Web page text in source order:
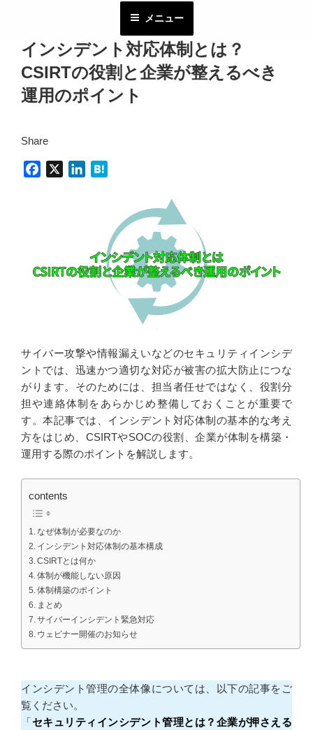
メニュー
インシデント対応体制とは？
CSIRTの役割と企業が整えるべき
運用のポイント
Share
o
I
n
a
サイバー攻撃や情報漏えいなどのセキュリティインシデ
ントでは、迅速かつ適切な対応が被害の拡大防止につな
がります。そのためには、担当者任せではなく、役割分
担や連絡体制をあらかじめ整備しておくことが重要で
す。本記事では、インシデント対応体制の基本的な考え
方をはじめ、CSIRTやSOCの役割、企業が体制を構築・
運用する際のポイントを解説します。
contents
なぜ体制が必要なのか
インシデント対応体制の基本構成
CSIRTとは何か
体制が機能しない原因
体制構築のポイント
まとめ
サイバーインシデント緊急対応
ウェビナー開催のお知らせ
インシデント管理の全体像については、以下の記事をご
覧ください。
「セキュリティインシデント管理とは？企業が押さえる